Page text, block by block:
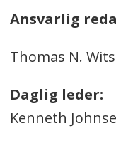
Ansvarlig
Thomas N.
Daglig leder:
Kenneth